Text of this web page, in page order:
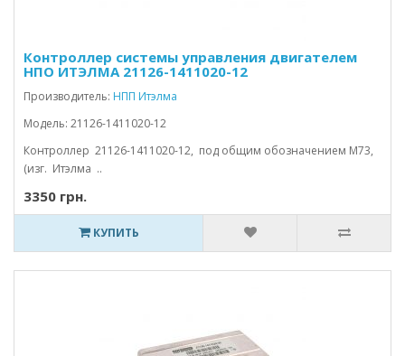
Контроллер системы управления двигателем
НПО ИТЭЛМА 21126-1411020-12
Производитель: НПП Итэлма
Модель: 21126-1411020-12
Контроллер 21126-1411020-12, под общим обозначением M73,
(изг. Итэлма ..
3350 грн.
КУПИТЬ